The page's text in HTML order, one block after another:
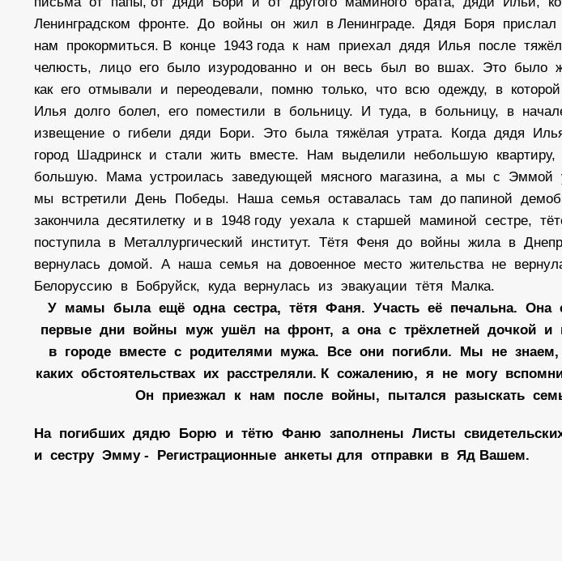
Ленинградском фронте. До войны он жил в Ленинграде. Дядя Боря прислал
нам прокормиться. В конце 1943 года к нам приехал дядя Илья после
челюсть, лицо его было изуродованно и он весь был во вшах. Это было
как его отмывали и переодевали, помню только, что всю одежду, в
Илья долго болел, его поместили в больницу. И туда, в больницу, в
извещение о гибели дяди Бори. Это была тяжёлая утрата. Когда дядя
город Шадринск и стали жить вместе. Нам выделили небольшую
большую. Мама устроилась заведующей мясного магазина, а мы с Эммой
мы встретили День Победы. Наша семья оставалась там до папиной
закончила десятилетку и в 1948 году уехала к старшей маминой сестре,
поступила в Металлургический институт. Тётя Феня до войны жила в
вернулась домой. А наша семья на довоенное место жительства не
Белоруссию в Бобруйск, куда вернулась из эвакуации тётя Малка.
У мамы была ещё одна сестра, тётя Фаня. Участь её печальна.
первые дни войны муж ушёл на фронт, а она с трёхлетней дочкой и
в городе вместе с родителями мужа. Все они погибли. Мы не
каких обстоятельствах их расстреляли. К сожалению, я не могу
Он приезжал к нам после войны, пытался разыскать
На погибших дядю Борю и тётю Фаню заполнены Листы
и сестру Эмму - Регистрационные анкеты для отправки в Яд Вашем.